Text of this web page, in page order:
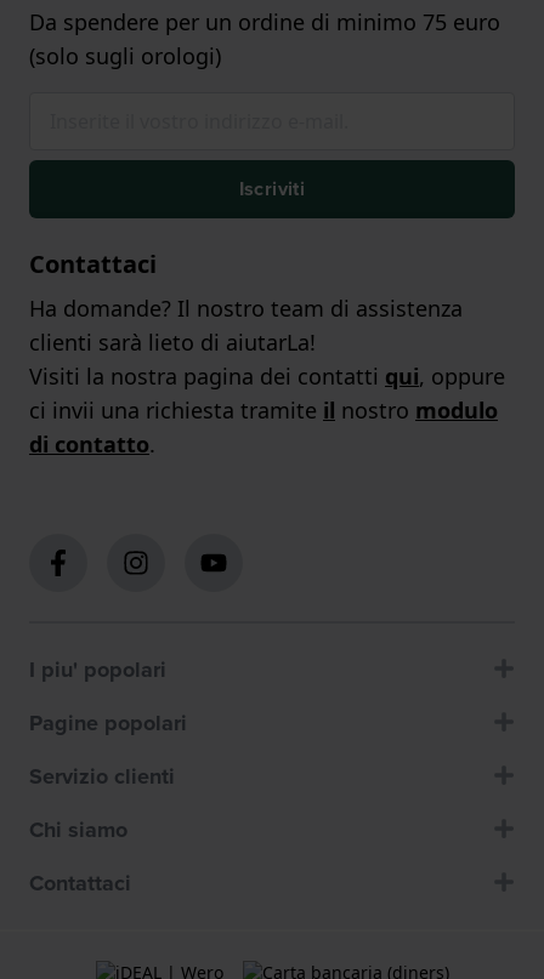
Da spendere per un ordine di minimo 75 euro
(solo sugli orologi)
Iscriviti
Contattaci
Ha domande? Il nostro team di assistenza
clienti sarà lieto di aiutarLa!
Visiti la nostra pagina dei contatti qui, oppure
ci invii una richiesta tramite il nostro modulo
di contatto.
I piu' popolari
Pagine popolari
Servizio clienti
Chi siamo
Contattaci